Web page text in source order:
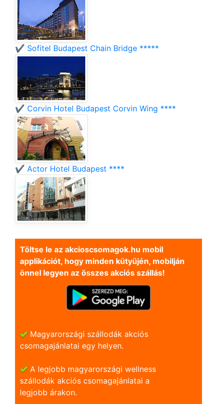
✔️ Sofitel Budapest Chain Bridge *****
✔️ Corvin Hotel Budapest Corvin Wing ****
✔️ Actor Hotel Budapest ****
Töltse le az akcioscsomagok.hu mobil
applikációt, hogy minden kütyüjén, mobilján
önnel legyen az összes akciós szállás!
Magyarországi szállodák akciós
csomagajánlatai egy helyen.
A legjobb magyarországi wellness
szállodák akciós csomagajánlatai a
legjobb árakon.